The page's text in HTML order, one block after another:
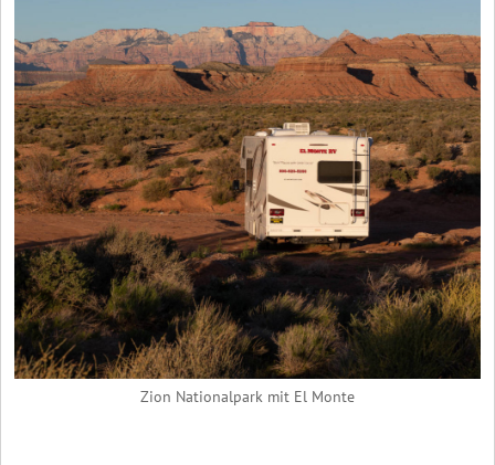
Zion Nationalpark mit El Monte